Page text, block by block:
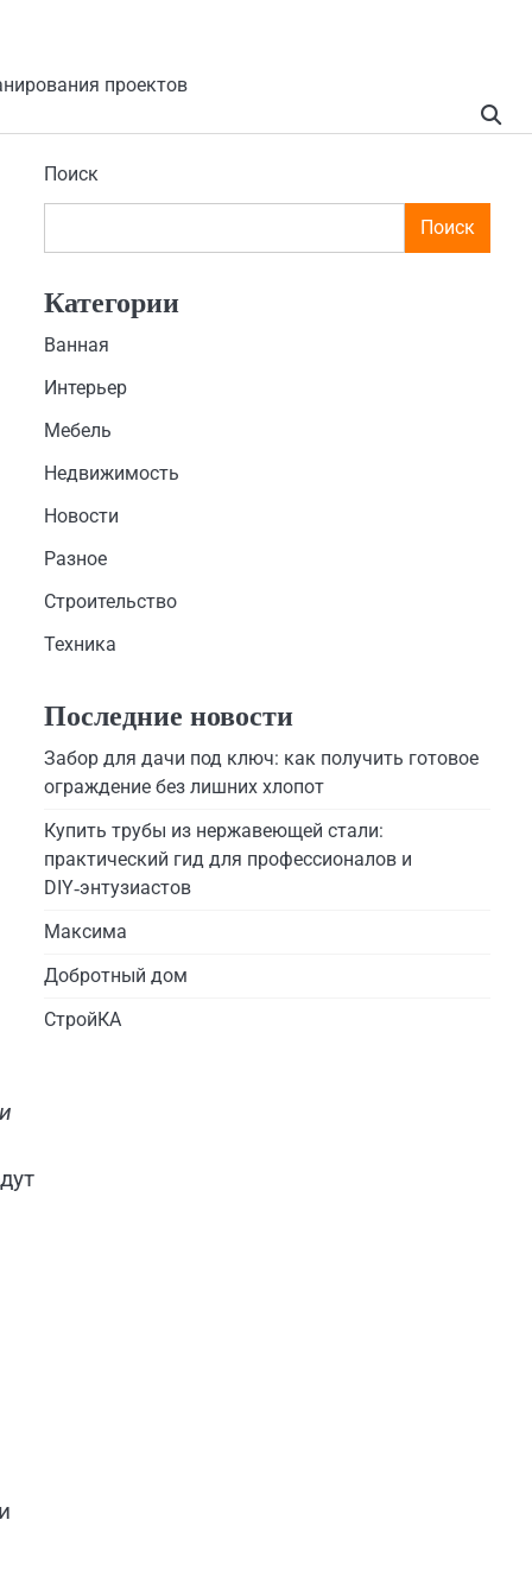
проектов
Поиск
Поиск
Категории
Ванная
Интерьер
Мебель
Недвижимость
Новости
Разное
Строительство
Техника
Последние новости
Забор для дачи под ключ: как получить готовое
ограждение без лишних хлопот
Купить трубы из нержавеющей стали:
практический гид для профессионалов и
DIY‑энтузиастов
Максима
Добротный дом
СтройКА